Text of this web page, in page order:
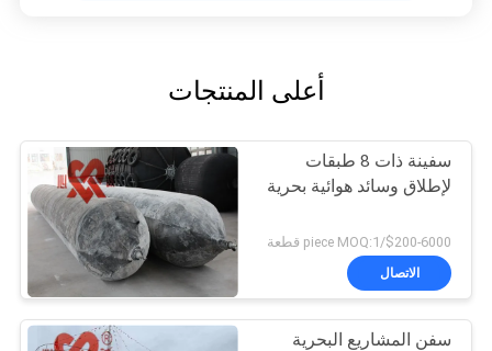
أعلى المنتجات
سفينة ذات 8 طبقات
لإطلاق وسائد هوائية بحرية
$200-6000/piece MOQ:1 قطعة
الاتصال
سفن المشاريع البحرية